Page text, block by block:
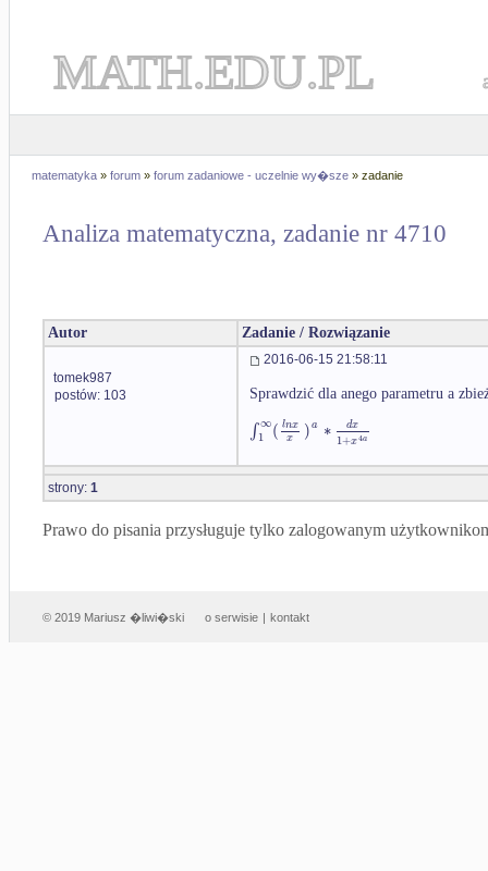
MATH.EDU.PL
matematyka » forum » forum zadaniowe - uczelnie wy�sze » zadanie
Analiza matematyczna, zadanie nr 4710
Autor Zadanie / Rozwiązanie
tomek987
postów: 103
2016-06-15 21:58:11
Sprawdzić dla anego parametru a
∫∞
1 ( lnx
x
)a ∗ dx
1+x4a
strony: 1
Prawo do pisania przysługuje tylko zalogowanym
© 2019 Mariusz �liwi�ski o serwisie | kontakt